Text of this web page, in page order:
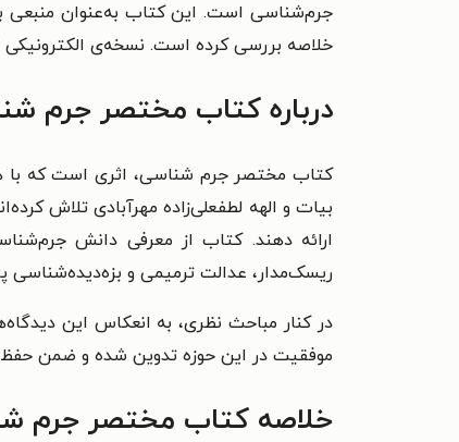
جرم‌شناسی است. این کتاب به‌عنوان منبعی
خلاصه بررسی کرده است. نسخه‌ی الکترونیکی
درباره کتاب مختصر جرم
کتاب مختصر جرم شناسی، اثری است که با
بیات و الهه لطفعلی‌‌زاده مهرآبادی تلاش
ارائه دهند. کتاب از معرفی دانش
ریسک‌مدار، عدالت ترمیمی و بزه‌دیده‌شناسی
در کنار مباحث نظری، به انعکاس این
موفقیت در این حوزه تدوین شده و ضمن حفظ
خلاصه کتاب مختصر جرم